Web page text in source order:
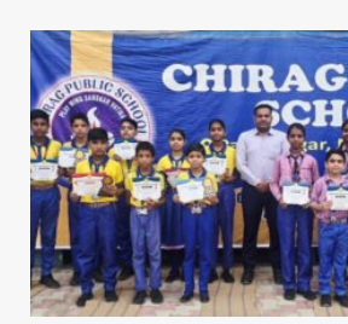
at
s
A
p
p
c
e
b
o
o
k
k
e
dI
n
ai
l